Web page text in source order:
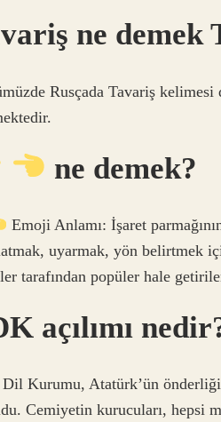
ne demek
Rusçada Tavariş kelimesi
ne demek?
Emoji Anlamı: İşaret
uyarmak, yön belirtmek
tarafından popüler hale
açılımı
Kurumu, Atatürk’ün
Cemiyetin kurucuları, hepsi